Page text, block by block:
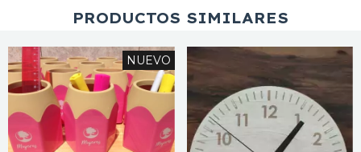
PRODUCTOS SIMILARES
NUEVO